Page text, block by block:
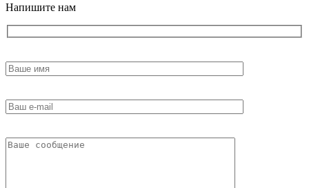
Напишите нам